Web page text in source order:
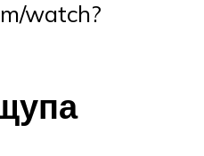
watch?